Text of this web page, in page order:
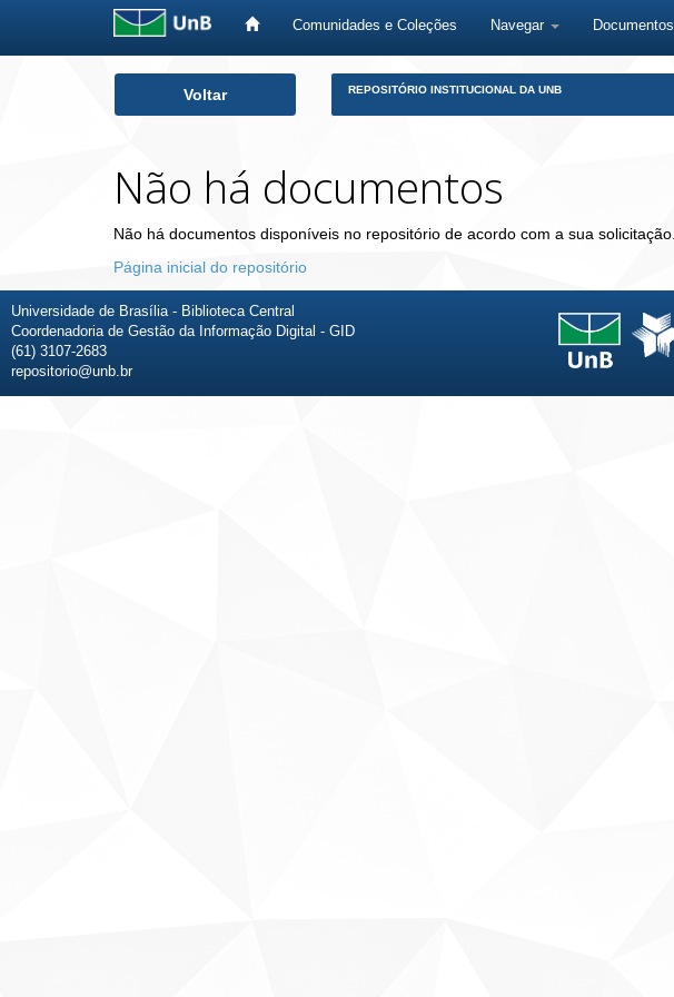
Comunidades e Coleções Navegar Documentos
Voltar REPOSITÓRIO INSTITUCIONAL DA UNB
Não há documentos
Não há documentos disponíveis no repositório de acordo com a sua solicitação.
Página inicial do repositório
Universidade de Brasília - Biblioteca Central
Coordenadoria de Gestão da Informação Digital - GID
(61) 3107-2683
repositorio@unb.br